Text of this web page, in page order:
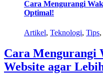
Cara Mengurangi
Optimal!
Artikel, Teknologi, Tips,
Cara Mengurangi
Website agar